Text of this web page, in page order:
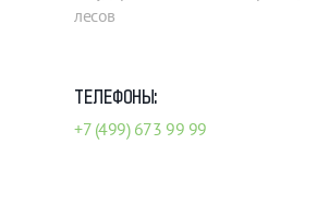
лесов
ТЕЛЕФОНЫ:
+7 (499) 673 99 99